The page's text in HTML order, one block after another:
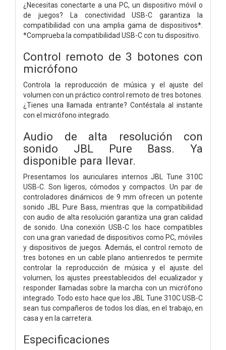
¿Necesitas conectarte a una PC, un dispositivo móvil o
de juegos? La conectividad USB-C garantiza la
compatibilidad con una amplia gama de dispositivos*.
*Comprueba la compatibilidad USB-C con tu dispositivo.
Control remoto de 3 botones con
micrófono
Controla la reproducción de música y el ajuste del
volumen con un práctico control remoto de tres botones.
¿Tienes una llamada entrante? Contéstala al instante
con el micrófono integrado.
Audio de alta resolución con
sonido JBL Pure Bass. Ya
disponible para llevar.
Presentamos los auriculares internos JBL Tune 310C
USB-C. Son ligeros, cómodos y compactos. Un par de
controladores dinámicos de 9 mm ofrecen un potente
sonido JBL Pure Bass, mientras que la compatibilidad
con audio de alta resolución garantiza una gran calidad
de sonido. Una conexión USB-C los hace compatibles
con una gran variedad de dispositivos como PC, móviles
y dispositivos de juegos. Además, el control remoto de
tres botones en un cable plano antienredos te permite
controlar la reproducción de música y el ajuste del
volumen, los ajustes preestablecidos del ecualizador y
responder llamadas sobre la marcha con un micrófono
integrado. Todo esto hace que los JBL Tune 310C USB-C
sean tus compañeros de todos los días, en el trabajo, en
casa y en la carretera.
Especificaciones